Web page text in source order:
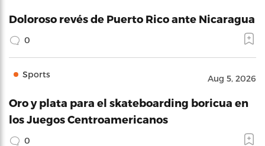
Doloroso revés de Puerto Rico ante Nicaragua
0
Sports Aug 5, 2026
Oro y plata para el skateboarding boricua en
los Juegos Centroamericanos
0